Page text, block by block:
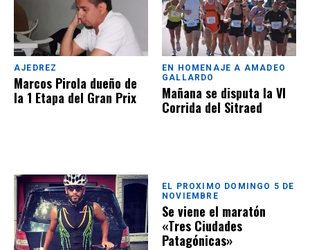
AJEDREZ
Marcos Pirola dueño de
la 1 Etapa del Gran Prix
EN HOMENAJE A AMADEO
GALLARDO
Mañana se disputa la VI
Corrida del Sitraed
EL PROXIMO DOMINGO 5 DE
NOVIEMBRE
Se viene el maratón
«Tres Ciudades
Patagónicas»